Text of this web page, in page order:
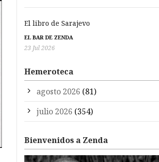
El libro de Sarajevo
EL BAR DE ZENDA
23 Jul 2026
Hemeroteca
agosto 2026 (81)
julio 2026 (354)
Bienvenidos a Zenda